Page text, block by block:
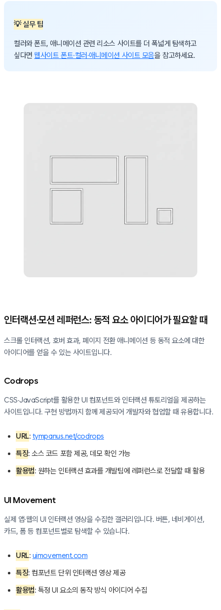
💡 실무 팁
컬러와 폰트, 애니메이션 관련 리소스 사이트를 더 폭넓게 탐색하고
싶다면웹사이트 폰트·컬러·애니메이션 사이트 모음을 참고하세요.
인터랙션·모션 레퍼런스: 동적 요소 아이디어가 필요할 때
스크롤 인터랙션, 호버 효과, 페이지 전환 애니메이션 등 동적 요소에 대한
아이디어를 얻을 수 있는 사이트입니다.
Codrops
CSS·JavaScript를 활용한 UI 컴포넌트와 인터랙션 튜토리얼을 제공하는
사이트입니다. 구현 방법까지 함께 제공되어 개발자와 협업할 때 유용합니다.
URL: tympanus.net/codrops
특징: 소스 코드 포함 제공, 데모 확인 가능
활용법: 원하는 인터랙션 효과를 개발팀에 레퍼런스로 전달할 때 활용
UI Movement
실제 앱·웹의 UI 인터랙션 영상을 수집한 갤러리입니다. 버튼, 네비게이션,
카드, 폼 등 컴포넌트별로 탐색할 수 있습니다.
URL: uimovement.com
특징: 컴포넌트 단위 인터랙션 영상 제공
활용법: 특정 UI 요소의 동작 방식 아이디어 수집